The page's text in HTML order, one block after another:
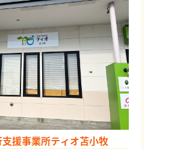
援事業所ティオ苫小牧